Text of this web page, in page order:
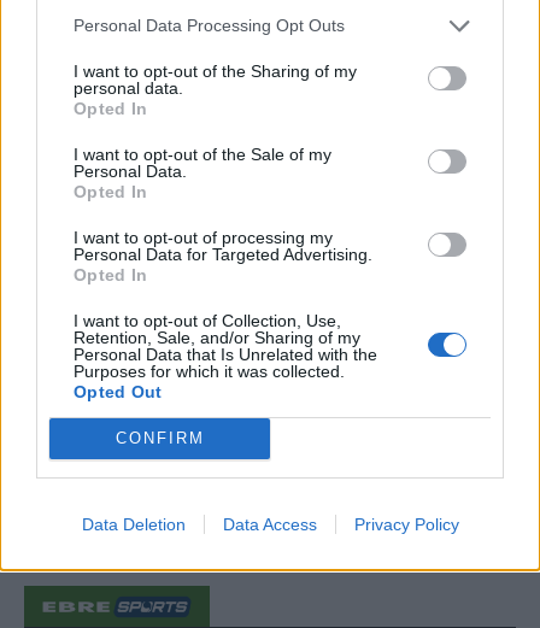
Personal Data Processing Opt Outs
I want to opt-out of the Sharing of my
personal data.
Opted In
I want to opt-out of the Sale of my
Personal Data.
Opted In
I want to opt-out of processing my
Personal Data for Targeted Advertising.
Opted In
I want to opt-out of Collection, Use,
Retention, Sale, and/or Sharing of my
Personal Data that Is Unrelated with the
Purposes for which it was collected.
Opted Out
CONFIRM
Data Deletion Data Access Privacy Policy
Amposta recupera les Cases del Castell
i culmina un projecte estratègic que
6 d'agost de 2026
enguany amb més modistes i gairebé
40 peces a concurs
“L’eclipsi serà una oportunitat també
per a gaudir de les Festes Majors
31 de juliol de 2026